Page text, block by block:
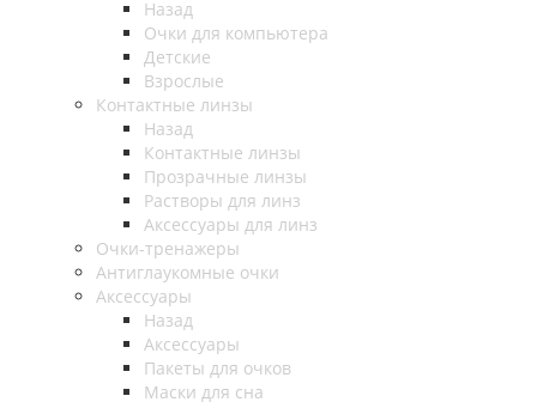
Назад
Очки для компьютера
Детские
Взрослые
Контактные линзы
Назад
Контактные линзы
Прозрачные линзы
Растворы для линз
Аксессуары для линз
Очки-тренажеры
Антиглаукомные очки
Аксессуары
Назад
Аксессуары
Пакеты для очков
Маски для сна